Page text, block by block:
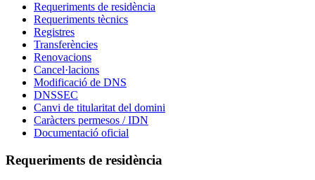
Requeriments de residència
Requeriments tècnics
Registres
Transferències
Renovacions
Cancel·lacions
Modificació de DNS
DNSSEC
Canvi de titularitat del domini
Caràcters permesos / IDN
Documentació oficial
Requeriments de residència